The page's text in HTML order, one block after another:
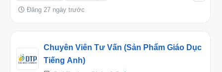
Đăng 27 ngày trước
Chuyên Viên Tư Vấn (Sản Phẩm Giáo Dục
Tiếng Anh)